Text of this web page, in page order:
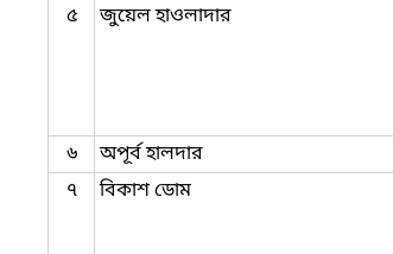
৫ জুয়েল হাওলাদার
৬ অপূর্ব হালদার
৭
বিকাশ ডোম